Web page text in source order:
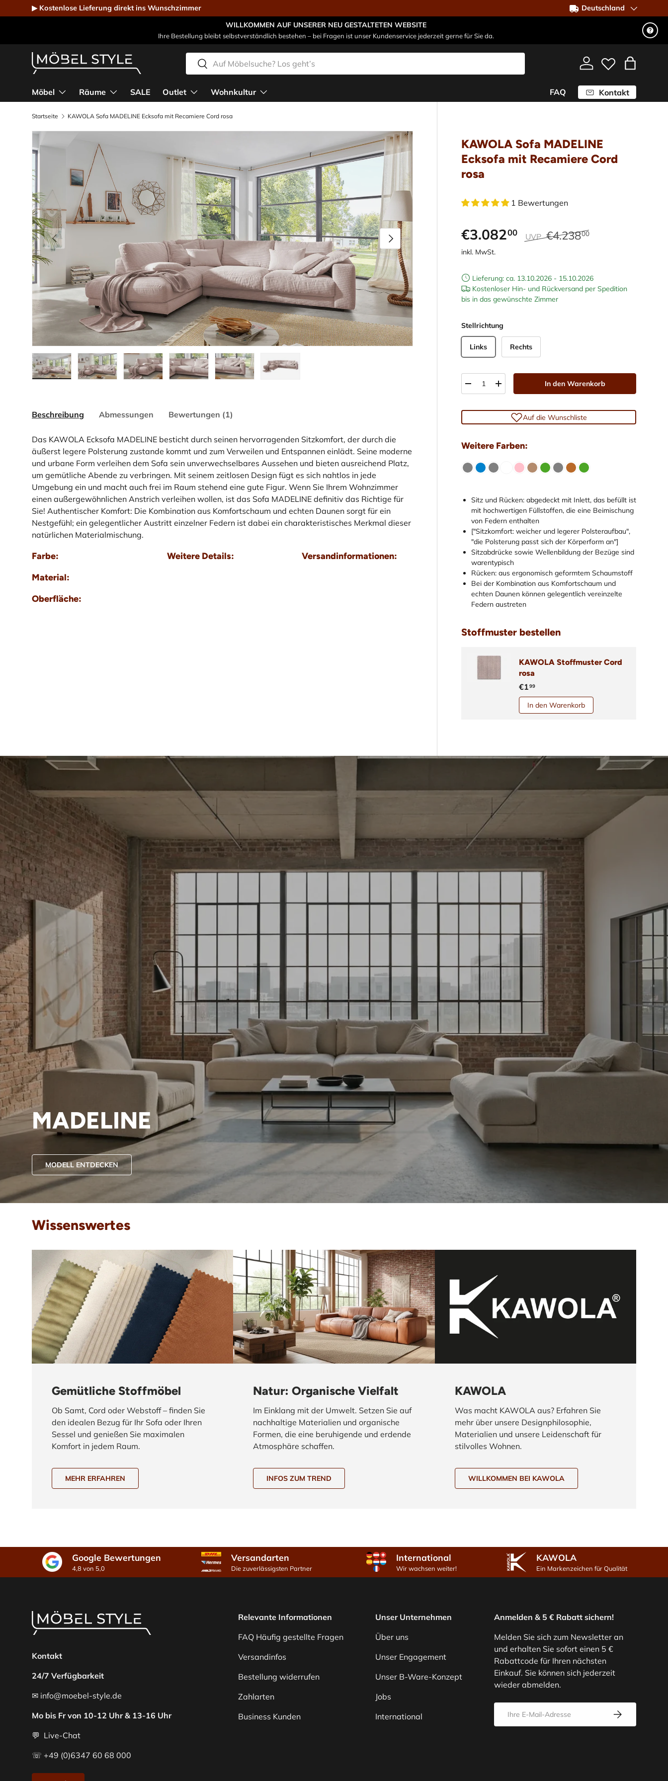
Direkt zum Inhalt
▶ Kostenlose Lieferung direkt ins Wunschzimmer
Deutschland
WILLKOMMEN AUF UNSERER NEU GESTALTETEN WEBSITE
Ihre Bestellung bleibt selbstverständlich bestehen – bei Fragen ist unser Kundenservice jederzeit gerne für Sie da.
Suchen
Suchen
Einloggen
Möbel Räume SALE Outlet Wohnkultur FAQ Kontakt
Startseite KAWOLA Sofa MADELINE Ecksofa mit Recamiere Cord rosa
Vorherige Nächste
Bild 1 in Galerieansicht laden
Bild 2 in Galerieansicht laden
Bild 3 in Galerieansicht laden
Bild 4 in Galerieansicht laden
Bild 5 in Galerieansicht laden
Bild 6 in Galerieansicht laden
KAWOLA Sofa MADELINE
Ecksofa mit Recamiere Cord
rosa
1 Bewertungen
€3.08200 UVP €4.23800
inkl. MwSt.
Lieferung: ca. 13.10.2026 - 15.10.2026
Kostenloser Hin- und Rückversand per Spedition
bis in das gewünschte Zimmer
Stellrichtung
Links Rechts
+ In den Warenkorb
Auf die Wunschliste
Weitere Farben:
Sitz und Rücken: abgedeckt mit Inlett, das befüllt ist
mit hochwertigen Füllstoffen, die eine Beimischung
von Federn enthalten
["Sitzkomfort: weicher und legerer Polsteraufbau",
"die Polsterung passt sich der Körperform an"]
Sitzabdrücke sowie Wellenbildung der Bezüge sind
warentypisch
Rücken: aus ergonomisch geformtem Schaumstoff
Bei der Kombination aus Komfortschaum und
echten Daunen können gelegentlich vereinzelte
Federn austreten
Stoffmuster bestellen
KAWOLA Stoffmuster Cord
rosa
€199
In den Warenkorb
Beschreibung Abmessungen Bewertungen (1)
Das KAWOLA Ecksofa MADELINE besticht durch seinen hervorragenden Sitzkomfort, der durch die
äußerst legere Polsterung zustande kommt und zum Verweilen und Entspannen einlädt. Seine moderne
und urbane Form verleihen dem Sofa sein unverwechselbares Aussehen und bieten ausreichend Platz,
um gemütliche Abende zu verbringen. Mit seinem zeitlosen Design fügt es sich nahtlos in jede
Umgebung ein und macht auch frei im Raum stehend eine gute Figur. Wenn Sie Ihrem Wohnzimmer
einen außergewöhnlichen Anstrich verleihen wollen, ist das Sofa MADELINE definitiv das Richtige für
Sie! Authentischer Komfort: Die Kombination aus Komfortschaum und echten Daunen sorgt für ein
Nestgefühl; ein gelegentlicher Austritt einzelner Federn ist dabei ein charakteristisches Merkmal dieser
natürlichen Materialmischung.
Farbe:
Material:
Oberfläche:
Weitere Details: Versandinformationen:
MADELINE
MODELL ENTDECKEN
Wissenswertes
Gemütliche Stoffmöbel
Ob Samt, Cord oder Webstoff – finden Sie
den idealen Bezug für Ihr Sofa oder Ihren
Sessel und genießen Sie maximalen
Komfort in jedem Raum.
MEHR ERFAHREN
Natur: Organische Vielfalt
Im Einklang mit der Umwelt. Setzen Sie auf
nachhaltige Materialien und organische
Formen, die eine beruhigende und erdende
Atmosphäre schaffen.
INFOS ZUM TREND
KAWOLA
Was macht KAWOLA aus? Erfahren Sie
mehr über unsere Designphilosophie,
Materialien und unsere Leidenschaft für
stilvolles Wohnen.
WILLKOMMEN BEI KAWOLA
Google Bewertungen
4,8 von 5,0
Versandarten
Die zuverlässigsten Partner
International
Wir wachsen weiter!
KAWOLA
Ein Markenzeichen für Qualität
Kontakt
24/7 Verfügbarkeit
✉ info@moebel-style.de
Mo bis Fr von 10-12 Uhr & 13-16 Uhr
💬 Live-Chat
☏ +49 (0)6347 60 68 000
Relevante Informationen
FAQ Häufig gestellte Fragen
Versandinfos
Bestellung widerrufen
Zahlarten
Business Kunden
Unser Unternehmen
Über uns
Unser Engagement
Unser B-Ware-Konzept
Jobs
International
Anmelden & 5 € Rabatt sichern!
Melden Sie sich zum Newsletter an
und erhalten Sie sofort einen 5 €
Rabattcode für Ihren nächsten
Einkauf. Sie können sich jederzeit
wieder abmelden.
Abonnieren